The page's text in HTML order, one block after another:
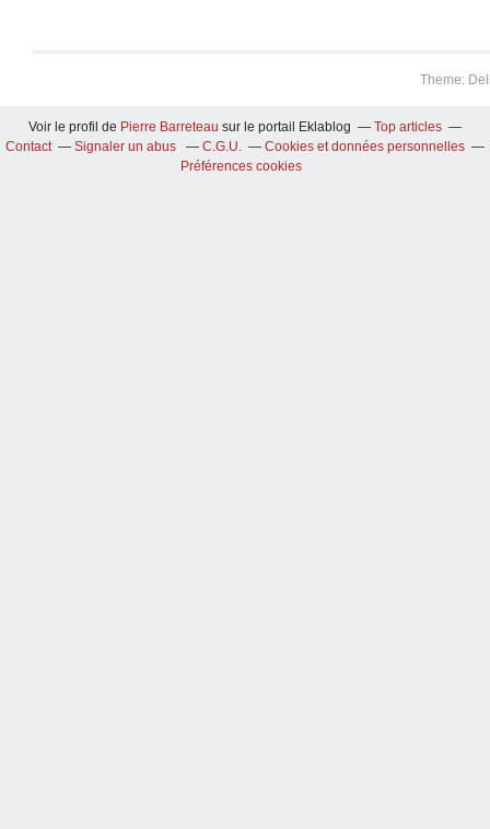
Theme:
Voir le profil de Pierre Barreteau sur le portail Eklablog
Top articles
Contact
Signaler un abus C.G.U.
Cookies et données personnelles
Préférences cookies